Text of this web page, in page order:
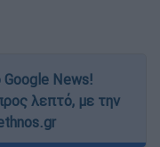
News!
λεπτό, με την